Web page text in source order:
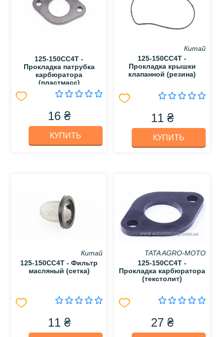
125-150CC4T -
Прокладка патрубка
карбюратора
(пластмасс)
16 ₴
КУПИТЬ
Китай
125-150CC4T -
Прокладка крышки
клапанной (резина)
11 ₴
КУПИТЬ
Китай
125-150CC4T - Фильтр
масляный (сетка)
11 ₴
TATA AGRO-MOTO
125-150CC4T -
Прокладка карбюратора
(текстолит)
27 ₴